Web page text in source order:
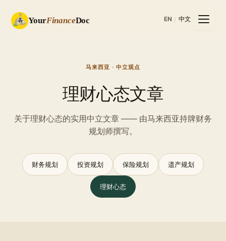
YourFinanceDoc EN / 中文
马来西亚 · 中立观点
理财心态文章
关于理财心态的实用中立文章 —— 由马来西亚持牌财务
规划师撰写。
财务规划 投资规划 保险规划 遗产规划
理财心态